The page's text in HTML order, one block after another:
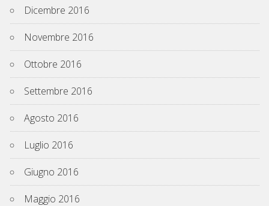
Dicembre 2016
Novembre 2016
Ottobre 2016
Settembre 2016
Agosto 2016
Luglio 2016
Giugno 2016
Maggio 2016